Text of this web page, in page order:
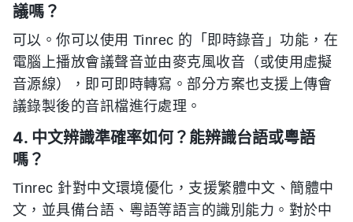
議嗎？
可以。你可以使用 Tinrec 的「即時錄音」功能，在
電腦上播放會議聲音並由麥克風收音（或使用虛擬
音源線），即可即時轉寫。部分方案也支援上傳會
議錄製後的音訊檔進行處理。
4. 中文辨識準確率如何？能辨識台語或粵語
嗎？
Tinrec 針對中文環境優化，支援繁體中文、簡體中
文，並具備台語、粵語等語言的識別能力。對於中